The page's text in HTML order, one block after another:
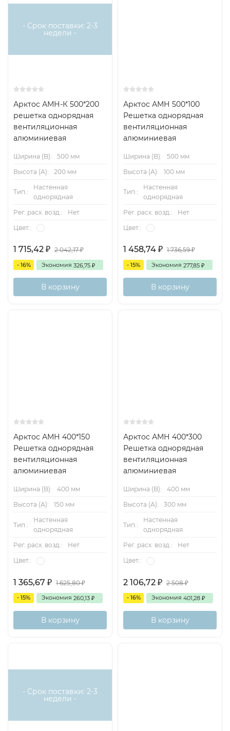
- Срок поставки: 2-3
недели -
Арктос АМН-К 500*200
решетка однорядная
вентиляционная
алюминиевая
Ширина (B):
500 мм
Высота (А):
200 мм
Тип.:
Настенная
однорядная
Рег. расх. возд.:
Нет
Цвет.:
1 715,42 ₽ 2 042,17₽
- 16% Экономия 326,75 ₽
В корзину
Арктос АМН 500*100
Решетка однорядная
вентиляционная
алюминиевая
Ширина (B):
500 мм
Высота (А):
100 мм
Тип.:
Настенная
однорядная
Рег. расх. возд.:
Нет
Цвет.:
1 458,74 ₽ 1 736,59₽
- 15% Экономия 277,85 ₽
В корзину
Арктос АМН 400*150
Решетка однорядная
вентиляционная
алюминиевая
Ширина (B):
400 мм
Высота (А):
150 мм
Тип.:
Настенная
однорядная
Рег. расх. возд.:
Нет
Цвет.:
1 365,67 ₽ 1 625,80₽
- 15% Экономия 260,13 ₽
В корзину
Арктос АМН 400*300
Решетка однорядная
вентиляционная
алюминиевая
Ширина (B):
400 мм
Высота (А):
300 мм
Тип.:
Настенная
однорядная
Рег. расх. возд.:
Нет
Цвет.:
2 106,72 ₽ 2 508₽
- 16% Экономия 401,28 ₽
В корзину
- Срок поставки: 2-3
недели -